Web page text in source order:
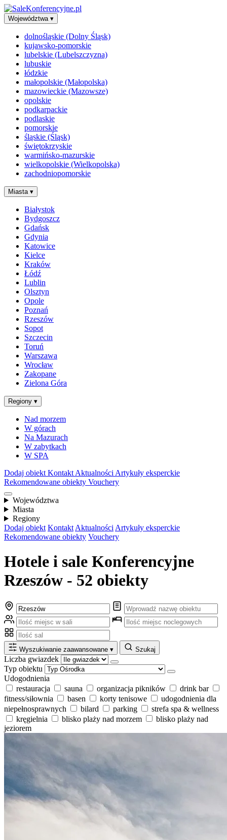
Województwa ▾
dolnośląskie (Dolny Śląsk)
kujawsko-pomorskie
lubelskie (Lubelszczyzna)
lubuskie
łódzkie
małopolskie (Małopolska)
mazowieckie (Mazowsze)
opolskie
podkarpackie
podlaskie
pomorskie
śląskie (Śląsk)
świętokrzyskie
warmińsko-mazurskie
wielkopolskie (Wielkopolska)
zachodniopomorskie
Miasta ▾
Białystok
Bydgoszcz
Gdańsk
Gdynia
Katowice
Kielce
Kraków
Łódź
Lublin
Olsztyn
Opole
Poznań
Rzeszów
Sopot
Szczecin
Toruń
Warszawa
Wrocław
Zakopane
Zielona Góra
Regiony ▾
Nad morzem
W górach
Na Mazurach
W zabytkach
W SPA
Dodaj obiekt Kontakt Aktualności Artykuły eksperckie
Rekomendowane obiekty Vouchery
Województwa
Miasta
Regiony
Dodaj obiekt Kontakt Aktualności Artykuły eksperckie
Rekomendowane obiekty Vouchery
Hotele i sale Konferencyjne
Rzeszów - 52 obiekty
Wyszukiwanie zaawansowane ▾ Szukaj
Liczba gwiazdek
Typ obiektu
Udogodnienia
restauracja
sauna organizacja pikników
drink bar
fitness/siłownia
basen korty tenisowe
udogodnienia dla
niepełnosprawnych
bilard parking
strefa spa & wellness
kręgielnia
blisko plaży nad morzem
blisko plaży nad
jeziorem